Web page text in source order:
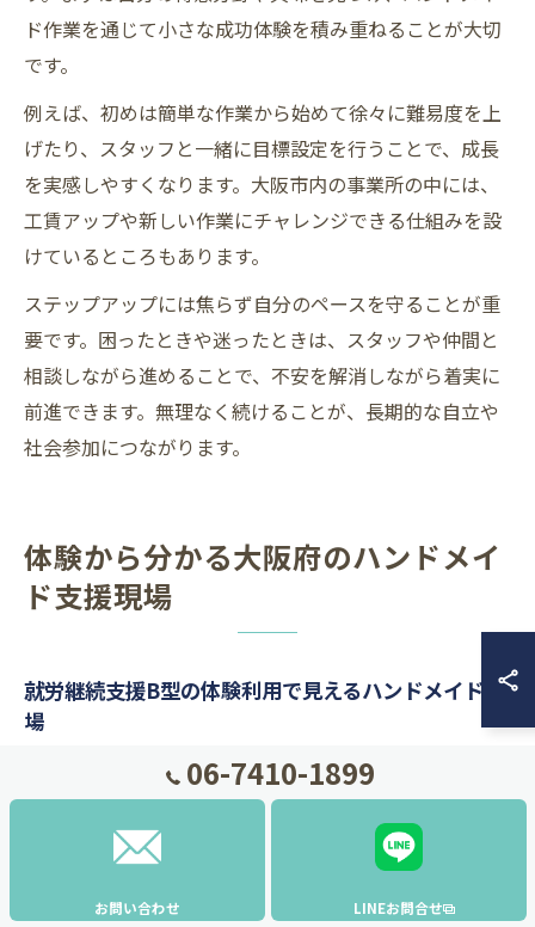
ド作業を通じて小さな成功体験を積み重ねることが大切
です。
例えば、初めは簡単な作業から始めて徐々に難易度を上
げたり、スタッフと一緒に目標設定を行うことで、成長
を実感しやすくなります。大阪市内の事業所の中には、
工賃アップや新しい作業にチャレンジできる仕組みを設
けているところもあります。
ステップアップには焦らず自分のペースを守ることが重
要です。困ったときや迷ったときは、スタッフや仲間と
相談しながら進めることで、不安を解消しながら着実に
前進できます。無理なく続けることが、長期的な自立や
社会参加につながります。
体験から分かる大阪府のハンドメイ
ド支援現場
就労継続支援B型の体験利用で見えるハンドメイド現
場
就労継続支援B型の体験利用は、実際のハンドメイド現
場の雰囲気や作業の流れを自分の目で確認できる貴重な
機会です。大阪府大阪市の事業所では、利用希望者が気
軽に見学や体験を申し込める体制を整えています。
06-7410-1899
お問い合わせ LINEお問合せ